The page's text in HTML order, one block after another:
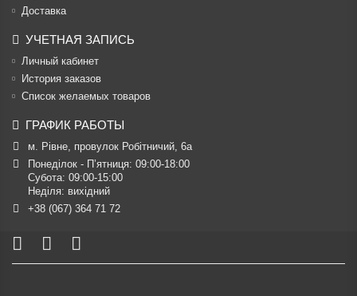
Доставка
УЧЕТНАЯ ЗАПИСЬ
Личный кабинет
История заказов
Список желаемых товаров
ГРАФИК РАБОТЫ
м. Рівне, провулок Робітничий, 6а
Понеділок - П’ятниця: 09:00-18:00
Субота: 09:00-15:00
Неділя: вихідний
+38 (067) 364 71 72